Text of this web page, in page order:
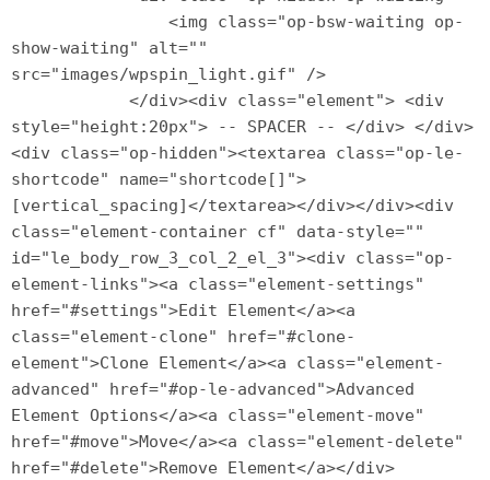
show-waiting" alt=""
src="images/wpspin_light.gif" />
style="height:20px"> -- SPACER -- </div> </div>
<div class="op-hidden"><textarea class="op-le-
shortcode" name="shortcode[]">
[vertical_spacing]</textarea></div></div><div
class="element-container cf" data-style=""
id="le_body_row_3_col_2_el_3"><div class="op-
element-links"><a class="element-settings"
href="#settings">Edit Element</a><a
class="element-clone" href="#clone-
element">Clone Element</a><a class="element-
advanced" href="#op-le-advanced">Advanced
Element Options</a><a class="element-move"
href="#move">Move</a><a class="element-delete"
href="#delete">Remove Element</a></div>